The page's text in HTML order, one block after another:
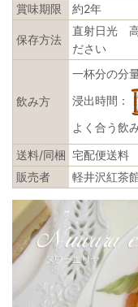
賞味期限 約2年
保存方法
直射日光 高
ださい
飲み方
一杯分の分
浸出時間：
よく合う飲
送料/同梱 宅配便送料
販売者
軽井沢紅茶